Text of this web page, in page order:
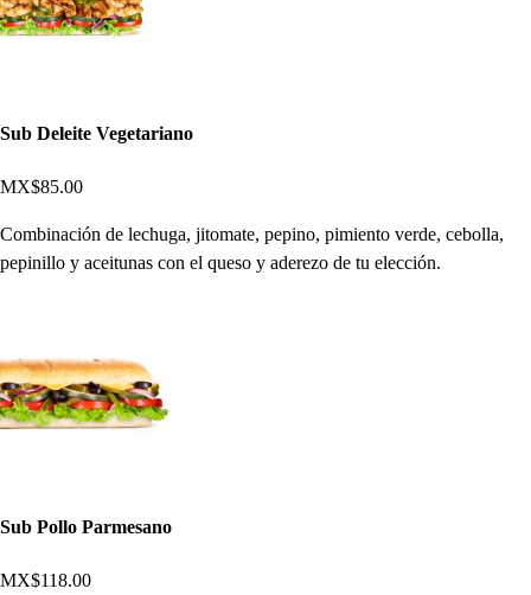
Sub Deleite Vegetariano
MX$85.00
Combinación de lechuga, jitomate, pepino, pimiento verde, cebolla,
pepinillo y aceitunas con el queso y aderezo de tu elección.
Sub Pollo Parmesano
MX$118.00